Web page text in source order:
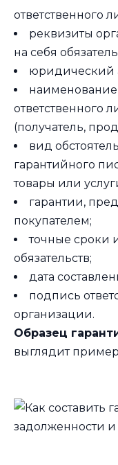
ответственного
реквизиты
на себя
юридический
ответственного
(получатель,
вид
гарантийного
товары или
гарантии,
покупателем;
точные сроки
обязательств;
дата
подпись
организации.
Образец
выглядит